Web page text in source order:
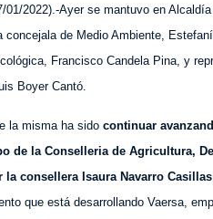
01/2022).-Ayer se mantuvo en
concejala de Medio Ambiente,
Francisco Candela Pina, y
Boyer Cantó.
la misma ha sido continuar
de la Conselleria de Agricultura,
la consellera Isaura Navarro Casillas
que está desarrollando Vaersa,